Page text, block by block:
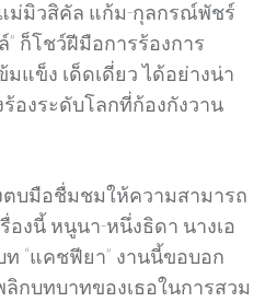
ม่มิวสิคัล แก้ม-กุลกรณ์พัชร์
” ก็โชว์ฝีมือการร้องการ
แข็ง เด็ดเดี่ยว ได้อย่างน่า
องระดับโลกที่ก้องกังวาน
บมือชื่มชมให้ความสามารถ
องนี้ หนูนา-หนึ่งธิดา นางเอ
“แคชฟียา” งานนี้ขอบอก
ลิกบทบาทของเธอในการสวม